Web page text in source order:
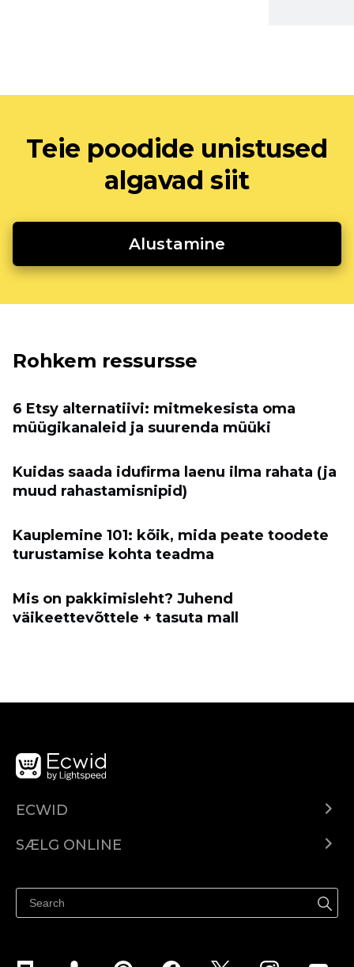
Teie poodide unistused
algavad siit
Alustamine
Rohkem ressursse
6 Etsy alternatiivi: mitmekesista oma
müügikanaleid ja suurenda müüki
Kuidas saada idufirma laenu ilma rahata (ja
muud rahastamisnipid)
Kauplemine 101: kõik, mida peate toodete
turustamise kohta teadma
Mis on pakkimisleht? Juhend
väikeettevõttele + tasuta mall
ECWID
Pris
SÆLG ONLINE
Sælg på Facebook
Sælg på Instagram